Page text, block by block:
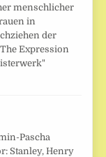
menschlicher
in
der
Expression
Pascha
Stanley, Henry